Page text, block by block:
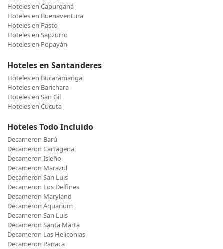
Hoteles en Capurganá
Hoteles en Buenaventura
Hoteles en Pasto
Hoteles en Sapzurro
Hoteles en Popayán
Hoteles en Santanderes
Hoteles en Bucaramanga
Hoteles en Barichara
Hoteles en San Gil
Hoteles en Cucuta
Hoteles Todo Incluido
Decameron Barú
Decameron Cartagena
Decameron Isleño
Decameron Marazul
Decameron San Luis
Decameron Los Delfines
Decameron Maryland
Decameron Aquarium
Decameron San Luis
Decameron Santa Marta
Decameron Las Heliconias
Decameron Panaca